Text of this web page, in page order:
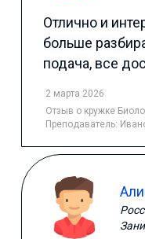
Отлично и
больше
подача, все
2 марта 2026
Отзыв о кружке
Преподаватель: